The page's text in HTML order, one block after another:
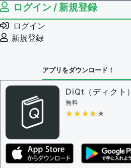
ログイン / 新規登録
ログイン
新規登録
アプリをダウンロード！
DiQt（ディクト）
無料
★★★★★
★★★★★